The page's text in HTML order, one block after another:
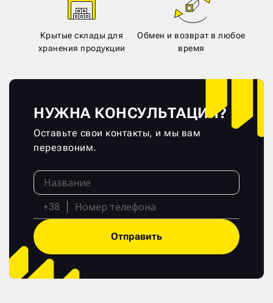
Крытые склады для
хранения продукции
Обмен и возврат в любое
время
НУЖНА КОНСУЛЬТАЦИЯ?
Оставьте свои контакты, и мы вам
перезвоним.
+38
Отправить